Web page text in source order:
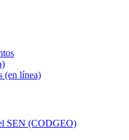
(en línea)
SEN (CODGEO)